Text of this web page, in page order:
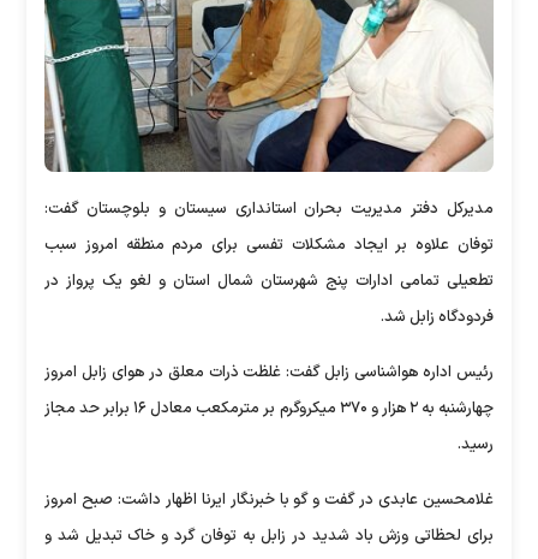
مدیرکل دفتر مدیریت بحران استانداری سیستان و بلوچستان گفت:
توفان علاوه بر ایجاد مشکلات تفسی برای مردم منطقه امروز سبب
تطعیلی تمامی ادارات پنج شهرستان شمال استان و لغو یک پرواز در
فردودگاه زابل شد.
رئیس اداره هواشناسی زابل گفت: غلظت ذرات معلق در هوای زابل امروز
چهارشنبه به ۲ هزار و ۳۷۰ میکروگرم بر مترمکعب معادل ۱۶ برابر حد مجاز
رسید.
غلامحسین عابدی در گفت و گو با خبرنگار ایرنا اظهار داشت: صبح امروز
برای لحظاتی وزش باد شدید در زابل به توفان گرد و خاک تبدیل شد و